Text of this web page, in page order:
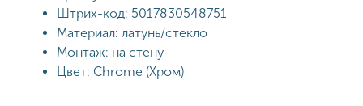
Штрих-код: 5017830548751
Материал: латунь/стекло
Монтаж: на стену
Цвет: Chrome (Хром)